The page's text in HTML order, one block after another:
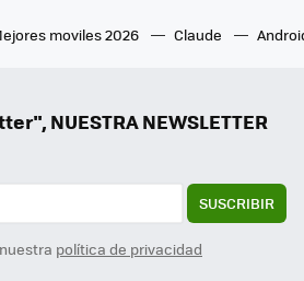
moviles 2026 Claude
NUESTRA NEWSLETTER
SUSCRIBIR
política de privacidad